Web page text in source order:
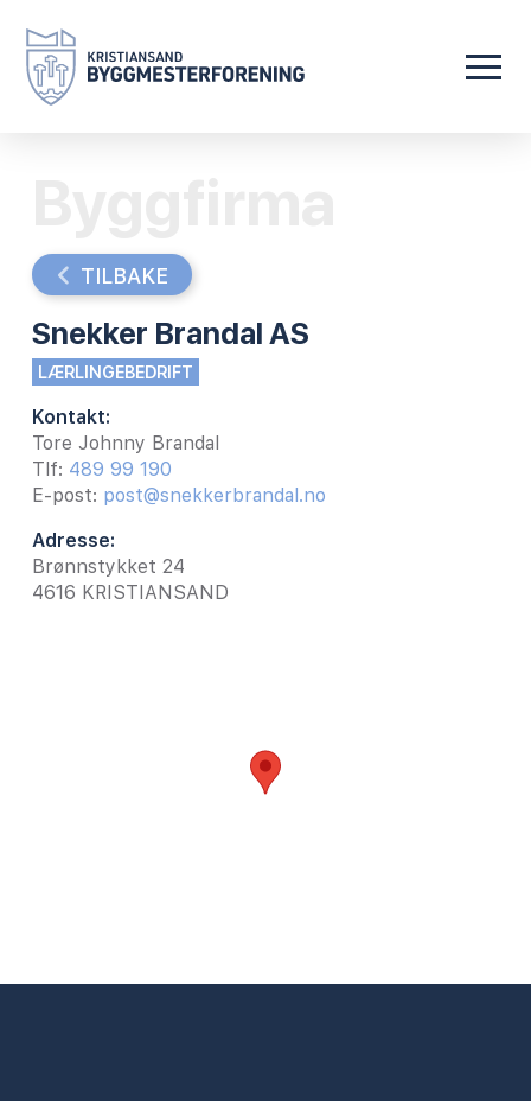
TILBAKE
Snekker Brandal AS
LÆRLINGEBEDRIFT
Kontakt:
Tore Johnny Brandal
Tlf: 489 99 190
E-post: post@snekkerbrandal.no
Adresse:
Brønnstykket 24
4616 KRISTIANSAND